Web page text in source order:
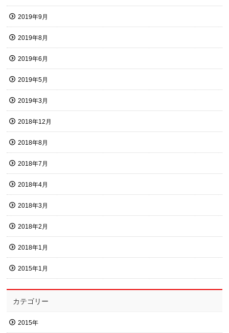
2019年9月
2019年8月
2019年6月
2019年5月
2019年3月
2018年12月
2018年8月
2018年7月
2018年4月
2018年3月
2018年2月
2018年1月
2015年1月
カテゴリー
2015年